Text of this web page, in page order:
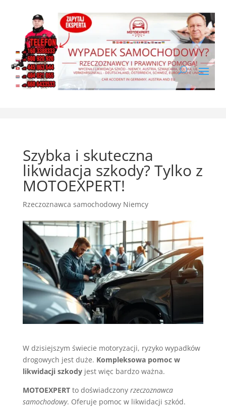
Szybka i skuteczna
likwidacja szkody? Tylko z
MOTOEXPERT!
Rzeczoznawca samochodowy Niemcy
W dzisiejszym świecie motoryzacji, ryzyko wypadków
drogowych jest duże. Kompleksowa pomoc w
likwidacji szkodyjest więc bardzo ważna.
MOTOEXPERTto doświadczony rzeczoznawca
samochodowy. Oferuje pomoc w likwidacji szkód.